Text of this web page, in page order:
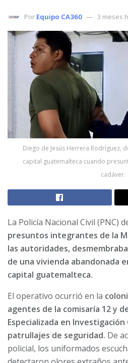
Por Equipo CA360 3 meses
Diego de Jesús Herrera Rodríguez,
capital guatemalteca cuando
cadáver.
La Policía Nacional Civil (PNC)
presuntos integrantes de la
las autoridades,
de una vivienda abandonada
capital guatemalteca.
El operativo ocurrió en la
agentes de la comisaría 12 y
Especializada en
patrullajes de seguridad. De
policial, los uniformados